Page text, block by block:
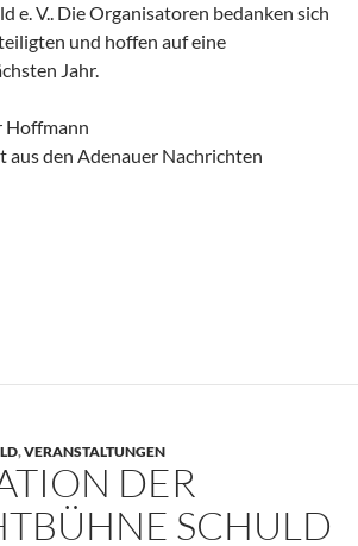
e. V.. Die Organisatoren bedanken sich
und hoffen auf eine
Jahr.
Hoffmann
aus den Adenauer Nachrichten
,VERANSTALTUNGEN
DER
SCHULD